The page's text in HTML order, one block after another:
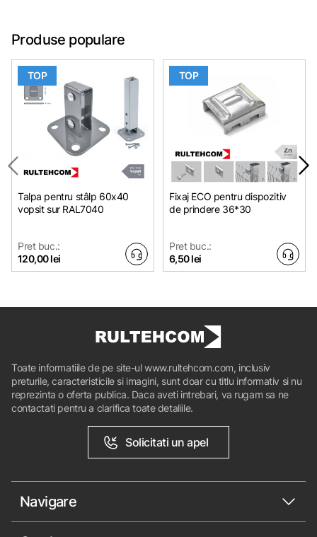
Produse populare
TOP
Talpa pentru stâlp 60x40
vopsit sur RAL7040
Pret buc.:
120,00 lei
TOP
Fixaj ECO pentru dispozitiv
de prindere 36*30
Pret buc.:
6,50 lei
Toate informatiile de pe site-ul www.rultehcom.com, inclusiv
preturile, caracteristicile si imagini, sunt doar cu titlu informativ si nu
reprezinta o oferta publica. Daca aveti intrebari, va rugam sa ne
contactati pentru a clarifica toate detaliile.
Solicitati un apel
Navigare